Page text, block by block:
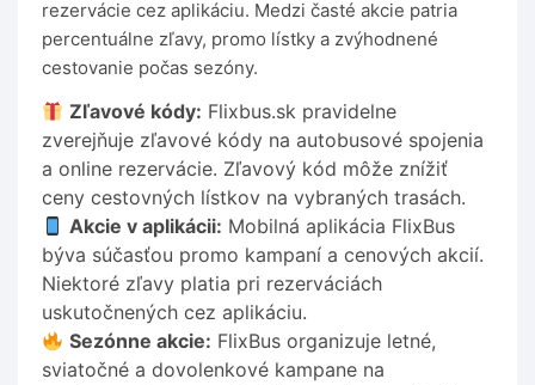
rezervácie cez aplikáciu. Medzi časté akcie patria
percentuálne zľavy, promo lístky a zvýhodnené
cestovanie počas sezóny.
Zľavové kódy: Flixbus.sk pravidelne
zverejňuje zľavové kódy na autobusové spojenia
a online rezervácie. Zľavový kód môže znížiť
ceny cestovných lístkov na vybraných trasách.
Akcie v aplikácii: Mobilná aplikácia FlixBus
býva súčasťou promo kampaní a cenových akcií.
Niektoré zľavy platia pri rezerváciách
uskutočnených cez aplikáciu.
Sezónne akcie: FlixBus organizuje letné,
sviatočné a dovolenkové kampane na